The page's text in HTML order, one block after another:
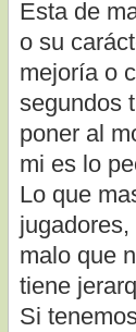
Esta de
o su
mejoría o
segundos
poner al
mi es lo
Lo que
malo que
tiene
Si